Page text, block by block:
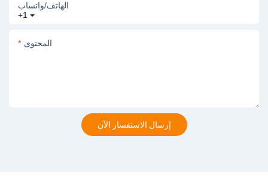
+1
الهاتف/واتساب
المحتوى
إرسال الاستفسار الآن